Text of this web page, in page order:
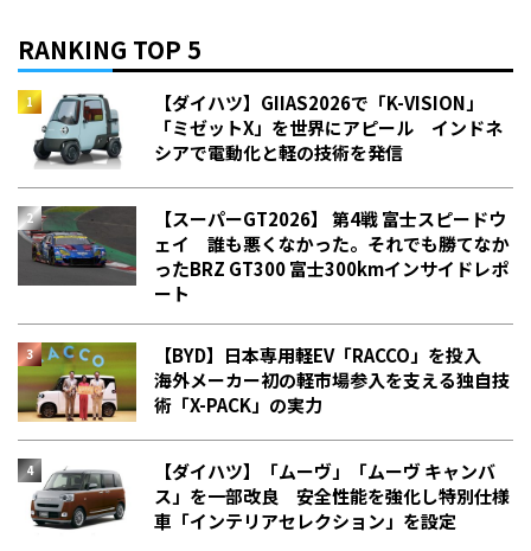
RANKING TOP 5
【ダイハツ】GIIAS2026で「K-VISION」
「ミゼットX」を世界にアピール インドネ
シアで電動化と軽の技術を発信
【スーパーGT2026】 第4戦 富士スピードウ
ェイ 誰も悪くなかった。それでも勝てなか
った――BRZ GT300 富士300kmインサイドレポ
ート
【BYD】日本専用軽EV「RACCO」を投入
海外メーカー初の軽市場参入を支える独自技
術「X-PACK」の実力
【ダイハツ】「ムーヴ」「ムーヴ キャンバ
ス」を一部改良 安全性能を強化し特別仕様
車「インテリアセレクション」を設定